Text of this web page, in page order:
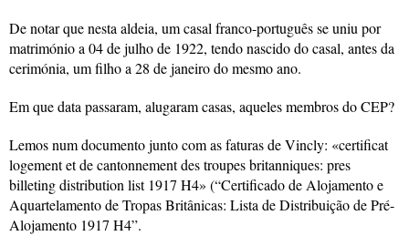
De notar que nesta aldeia, um casal franco-português se uniu por
matrimónio a 04 de julho de 1922, tendo nascido do casal, antes da
cerimónia, um filho a 28 de janeiro do mesmo ano.
Em que data passaram, alugaram casas, aqueles membros do CEP?
Lemos num documento junto com as faturas de Vincly: «certificat
logement et de cantonnement des troupes britanniques: pres
billeting distribution list 1917 H4» (“Certificado de Alojamento e
Aquartelamento de Tropas Britânicas: Lista de Distribuição de Pré-
Alojamento 1917 H4”.